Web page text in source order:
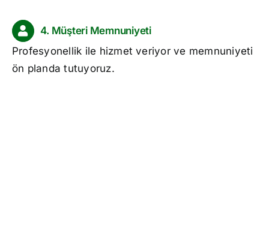
4. Müşteri Memnuniyeti
Profesyonellik ile hizmet veriyor ve memnuniyeti
ön planda tutuyoruz.